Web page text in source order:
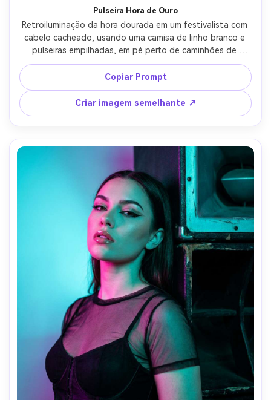
Pulseira Hora de Ouro
Retroiluminação da hora dourada em um festivalista com
cabelo cacheado, usando uma camisa de linho branco e
pulseiras empilhadas, em pé perto de caminhões de
comida com erupções solares e poeira no ar, Sony A7IV,
85mm f/1.8, retrato de cabeça e ombros, brilho quente,
perfis iluminados pela borda, textura realista da pele, alta
resolução, foco nítido-AR 4:5
Copiar Prompt
Criar imagem semelhante ↗